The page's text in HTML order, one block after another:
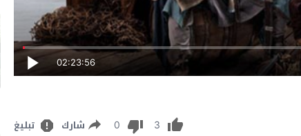
02:23:56
3
0 شارك تبليغ